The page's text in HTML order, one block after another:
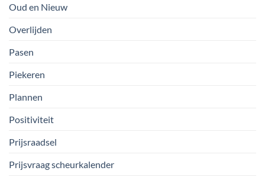
Oud en Nieuw
Overlijden
Pasen
Piekeren
Plannen
Positiviteit
Prijsraadsel
Prijsvraag scheurkalender